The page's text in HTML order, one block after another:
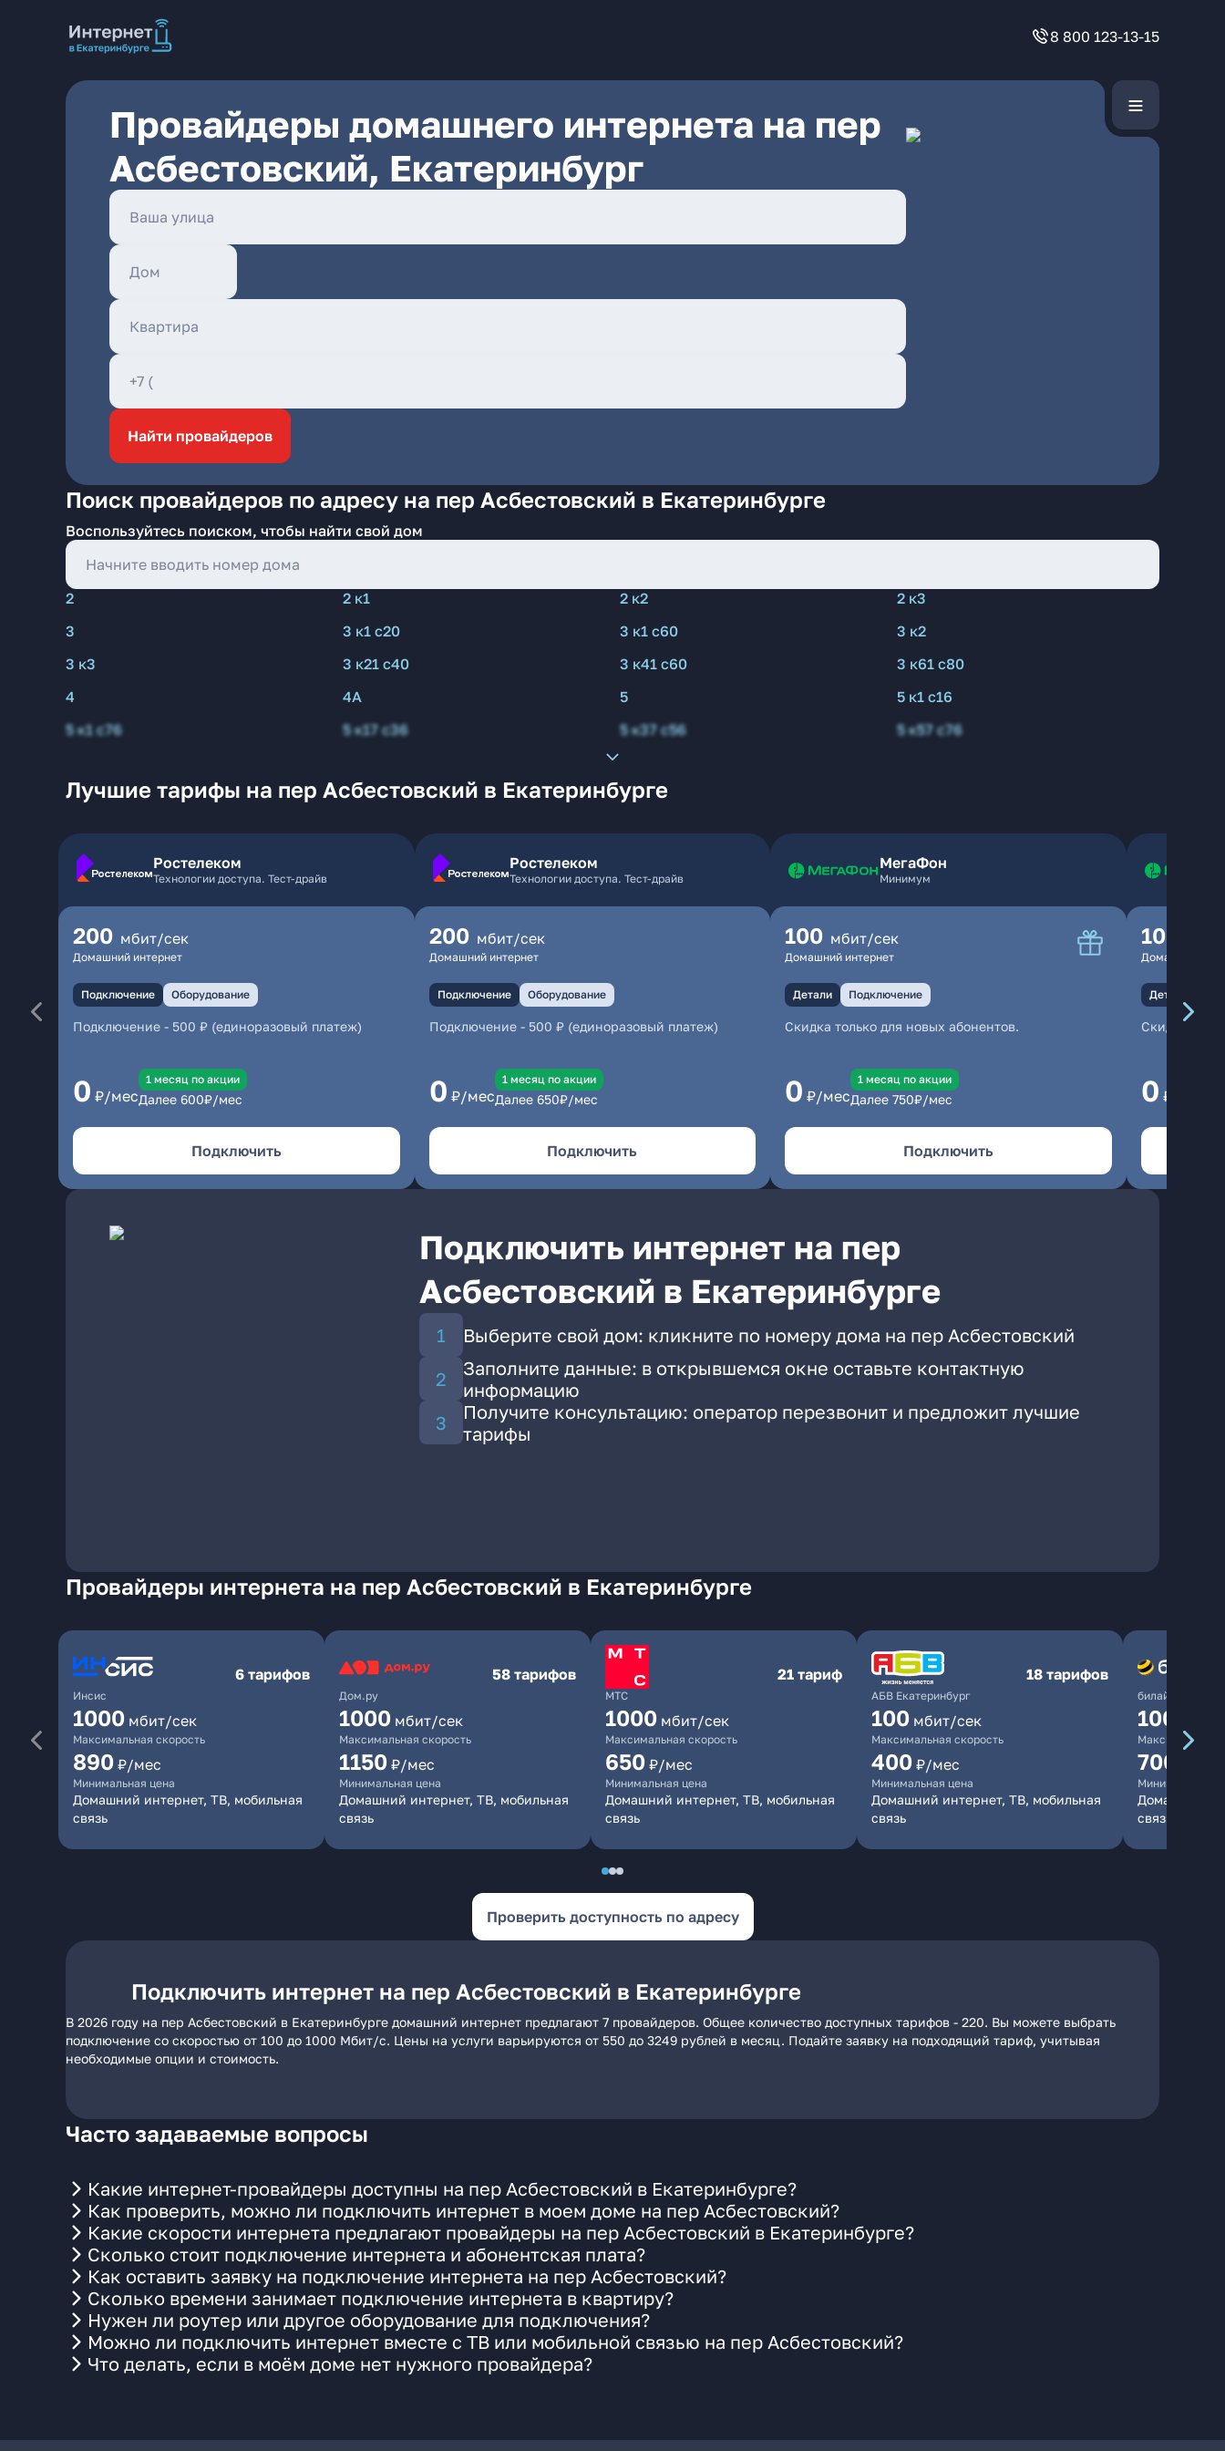
8 800 123-13-15
Провайдеры домашнего интернета на пер
Асбестовский, Екатеринбург
Найти провайдеров
Поиск провайдеров по адресу на пер Асбестовский в Екатеринбурге
Воспользуйтесь поиском, чтобы найти свой дом
2 2 к1 2 к2
2 к3
3
3 к1 с20 3 к1 с60
3 к2
3 к3
3 к21 с40 3 к41 с60
3 к61 с80
4
4А 5
5 к1 с16
5 к1 с76
5 к17 с36 5 к37 с56 5 к57 с76
Лучшие тарифы на пер Асбестовский в Екатеринбурге
Ростелеком
Технологии доступа. Тест-драйв
200 мбит/сек
Домашний интернет
Подключение Оборудование
Подключение - 500 ₽ (единоразовый платеж)
0 ₽/мес
1 месяц по акции
Далее 600₽/мес
Подключить
Ростелеком
Технологии доступа. Тест-драйв
200 мбит/сек
Домашний интернет
Подключение Оборудование
Подключение- 500 ₽ (единоразовый платеж)
0 ₽/мес
1 месяц по акции
Далее 650₽/мес
Подключить
МегаФон
Минимум
100 мбит/сек
Домашний интернет
Детали Подключение
Скидка только для новых абонентов.
0 ₽/мес
1 месяц по акции
Далее 750₽/мес
Подключить
100
Домашний
Детали
Скидка
0 ₽/мес
Подключить интернет на пер
Асбестовский в Екатеринбурге
Выберите свой дом: кликните по номеру дома на пер Асбестовский
Заполните данные: в открывшемся окне оставьте контактную
информацию
Получите консультацию: оператор перезвонит и предложит лучшие
тарифы
Провайдеры интернета на пер Асбестовский в Екатеринбурге
Инсис
6 тарифов
1000 мбит/сек
Максимальная скорость
890 ₽/мес
Минимальная цена
Домашний интернет, ТВ, мобильная
связь
Дом.ру
58 тарифов
1000 мбит/сек
Максимальная скорость
1150 ₽/мес
Минимальная цена
Домашний интернет, ТВ, мобильная
связь
МТС
21 тариф
1000 мбит/сек
Максимальная скорость
650 ₽/мес
Минимальная цена
Домашний интернет, ТВ, мобильная
связь
АБВ Екатеринбург
18 тарифов
100 мбит/сек
Максимальная скорость
400 ₽/мес
Минимальная цена
Домашний интернет, ТВ, мобильная
связь
билайн
1000
Максимальная
700
Минимальная
Домашний
связь
Проверить доступность по адресу
Подключить интернет на пер Асбестовский в Екатеринбурге
В 2026 году на пер Асбестовский в Екатеринбурге домашний интернет предлагают 7 провайдеров. Общее количество доступных тарифов - 220. Вы можете выбрать
подключение со скоростью от 100 до 1000 Мбит/с. Цены на услуги варьируются от 550 до 3249 рублей в месяц. Подайте заявку на подходящий тариф, учитывая
необходимые опции и стоимость.
Часто задаваемые вопросы
Какие интернет-провайдеры доступны на пер Асбестовский в Екатеринбурге?
Как проверить, можно ли подключить интернет в моем доме на пер Асбестовский?
Какие скорости интернета предлагают провайдеры на пер Асбестовский в Екатеринбурге?
Сколько стоит подключение интернета и абонентская плата?
Как оставить заявку на подключение интернета на пер Асбестовский?
Сколько времени занимает подключение интернета в квартиру?
Нужен ли роутер или другое оборудование для подключения?
Можно ли подключить интернет вместе с ТВ или мобильной связью на пер Асбестовский?
Что делать, если в моём доме нет нужного провайдера?